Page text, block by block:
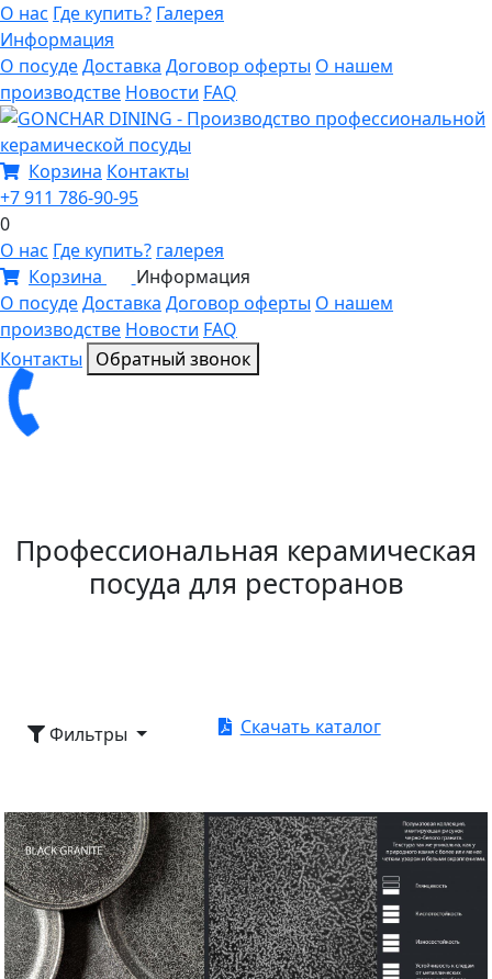
О нас Где купить? Галерея
Информация
О посудеДоставка Договор оферты О нашем
производстве Новости FAQ
Корзина Контакты
+7 911 786-90-95
0
О нас Где купить? галерея
Корзина
Информация
О посудеДоставка Договор оферты О нашем
производстве Новости FAQ
Контакты
Обратный звонок
Профессиональная керамическая
посуда для ресторанов
Фильтры Скачать каталог